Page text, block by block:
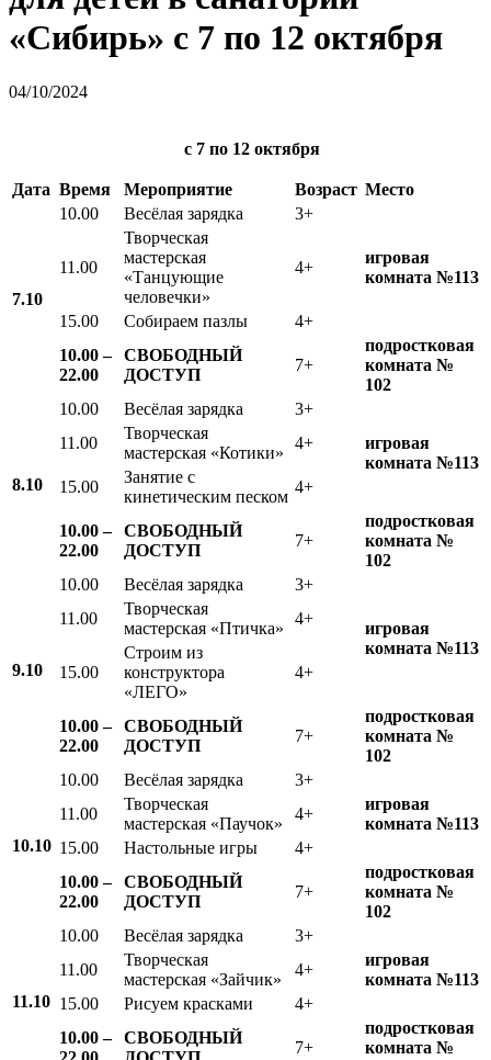
«Сибирь» с 7 по 12 октября
04/10/2024
с 7 по 12 октября
Дата Время Мероприятие Возраст Место
7.10
10.00 Весёлая зарядка 3+
игровая
комната №113
11.00
Творческая
мастерская
«Танцующие
человечки»
4+
15.00 Собираем пазлы
4+
10.00 –
22.00
СВОБОДНЫЙ
ДОСТУП
7+
подростковая
комната №
102
8.10
10.00 Весёлая зарядка
3+
игровая
комната №113
11.00
Творческая
мастерская «Котики»
4+
15.00
Занятие с
кинетическим песком
4+
10.00 –
22.00
СВОБОДНЫЙ
ДОСТУП
7+
подростковая
комната №
102
9.10
10.00 Весёлая зарядка 3+
игровая
комната №113
11.00
Творческая
мастерская «Птичка»
4+
15.00
Строим из
конструктора
«ЛЕГО»
4+
10.00 –
22.00
СВОБОДНЫЙ
ДОСТУП
7+
подростковая
комната №
102
10.10
10.00 Весёлая зарядка
3+
игровая
комната №113
11.00
Творческая
мастерская «Паучок»
4+
15.00
Настольные игры
4+
10.00 –
22.00
СВОБОДНЫЙ
ДОСТУП
7+
подростковая
комната №
102
11.10
10.00 Весёлая зарядка
3+
игровая
комната №113
11.00
Творческая
мастерская «Зайчик»
4+
15.00
Рисуем красками
4+
10.00 –
СВОБОДНЫЙ
7+
подростковая
комната №